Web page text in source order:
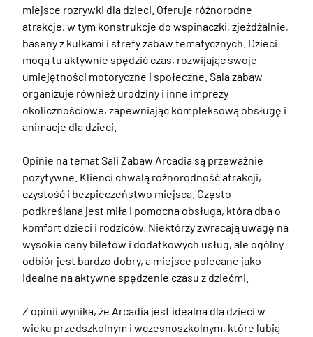
miejsce rozrywki dla dzieci. Oferuje różnorodne
atrakcje, w tym konstrukcje do wspinaczki, zjeżdżalnie,
baseny z kulkami i strefy zabaw tematycznych. Dzieci
mogą tu aktywnie spędzić czas, rozwijając swoje
umiejętności motoryczne i społeczne. Sala zabaw
organizuje również urodziny i inne imprezy
okolicznościowe, zapewniając kompleksową obsługę i
animacje dla dzieci.
Opinie na temat Sali Zabaw Arcadia są przeważnie
pozytywne. Klienci chwalą różnorodność atrakcji,
czystość i bezpieczeństwo miejsca. Często
podkreślana jest miła i pomocna obsługa, która dba o
komfort dzieci i rodziców. Niektórzy zwracają uwagę na
wysokie ceny biletów i dodatkowych usług, ale ogólny
odbiór jest bardzo dobry, a miejsce polecane jako
idealne na aktywne spędzenie czasu z dziećmi.
Z opinii wynika, że Arcadia jest idealna dla dzieci w
wieku przedszkolnym i wczesnoszkolnym, które lubią